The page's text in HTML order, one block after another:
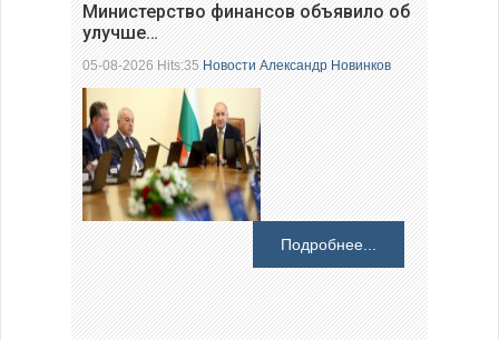
Министерство финансов объявило об
улучше…
05-08-2026 Hits:35Новости Александр Новинков
Подробнее...